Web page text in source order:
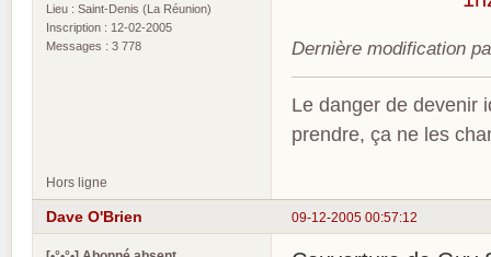
Lieu : Saint-Denis (La Réunion)
Inscription : 12-02-2005
Messages : 3 778
Dernière modification
Le danger de devenir
prendre, ça ne les
Hors ligne
09-12-2005 00:57:12
Dave O'Brien